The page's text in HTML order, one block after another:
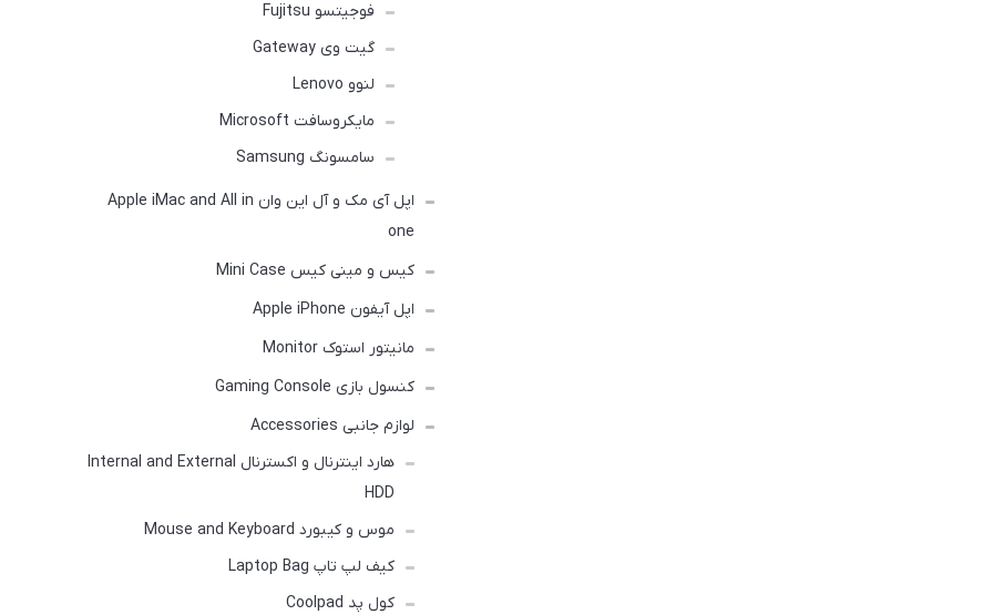
فوجیتسو Fujitsu
گیت وی Gateway
لنوو Lenovo
مایکروسافت Microsoft
سامسونگ Samsung
اپل آی مک و آل این وان Apple iMac and All in
one
کیس و مینی کیس Mini Case
اپل آیفون Apple iPhone
مانیتور استوک Monitor
کنسول بازی Gaming Console
لوازم جانبی Accessories
هارد اینترنال و اکسترنال Internal and External
HDD
موس و کیبورد Mouse and Keyboard
کیف لپ تاپ Laptop Bag
کول پد Coolpad